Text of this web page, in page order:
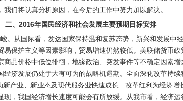
们将认真分析原因，在今后的工作中努力加以解决。
二、2016年国民经济和社会发展主要预期目标安排
。从国际看，发达国家保持温和复苏态势，新兴和发展中
易保护主义等因素影响，贸易增速仍然较低。美联储货币
商品价格中低位徘徊，地缘政治、突发事件等不确定因素
济发展仍处于大有可为的战略机遇期。全面深化改革持续
产业、新业态及现代服务业快速成长，改革红利为经济增
现，我国经济增长速度可能会有所放缓。从我市看，经济